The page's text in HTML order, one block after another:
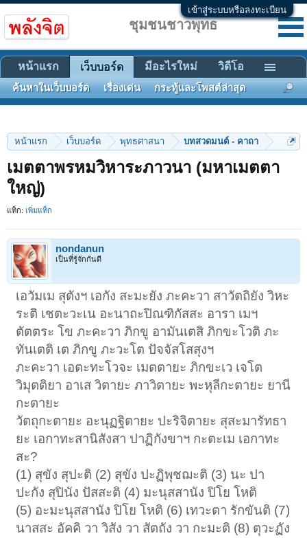
เข้าสู่ระบบหรือลงทะเบียน
หน้าแรก เว็บบอร์ด พุทธศาสนา บทสวดมนต์ - คาถา
เมตตาพรหมวิหาระภาวนา (มหาเมตตา
ใหญ่)
แท็ก: เพิ่มแท็ก
nondanun
เป็นที่รู้จักกันดี
เอวัมเม สุตังฯ เอกัง สะมะยัง ภะคะวา สาวัตถิยัง วิหะ
ระติ เชตะวะเน อะนาถะปิณฑิกัสสะ อารา เมฯ
ตัตตระ โข ภะคะวา ภิกขู อามันเตสิ ภิกขะโวติ ภะ
ทันเตติ เต ภิกขู ภะวะโต ปัจจัสโสสุงฯ
ภะคะวา เอตะทะโวจะ เมตตายะ ภิกขะเว เจโต
วิมุตติยา อาเส วิตายะ ภาวิตายะ พะหุลีกะตายะ ยานี
กะตายะ
วัตถุกะตายะ อะนุฏฐิตายะ ปะริจิตายะ สุสะมารัทธา
ยะ เอกาทะสานิสังสา ปาฏิกังขาฯ กะตะเม เอกาทะ
สะ?
(1) สุขัง สุปะติ (2) สุขัง ปะฏิพุชฌะติ (3) นะ ปา
ปะกัง สุปินัง ปัสสะติ (4) มะนุสสานัง ปิโย โหติ
(5) อะมะนุสสานัง ปิโย โหติ (6) เทวะตา รักขันติ (7)
นาสสะ อัคคิ วา วิสัง วา สัตถัง วา กะมะติ (8) ตุวะฏัง
ชุมชนชาวพุทธ
หน้าแรก เว็บบอร์ด
ค้นหาในเว็บบอร์ด เรื่องเด่น กระทู้และโพสต์ล่าสุด
มีอะไรใหม่ วิดีโอ